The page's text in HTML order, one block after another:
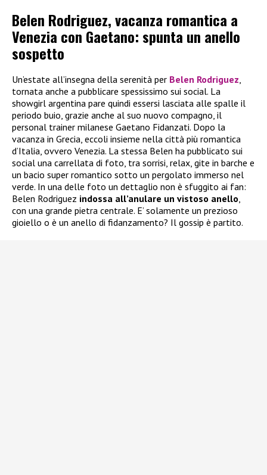
Belen Rodriguez, vacanza romantica a
Venezia con Gaetano: spunta un anello
sospetto
Un’estate all’insegna della serenità per Belen Rodriguez,
tornata anche a pubblicare spessissimo sui social. La
showgirl argentina pare quindi essersi lasciata alle spalle il
periodo buio, grazie anche al suo nuovo compagno, il
personal trainer milanese Gaetano Fidanzati. Dopo la
vacanza in Grecia, eccoli insieme nella città più romantica
d’Italia, ovvero Venezia. La stessa Belen ha pubblicato sui
social una carrellata di foto, tra sorrisi, relax, gite in barche e
un bacio super romantico sotto un pergolato immerso nel
verde. In una delle foto un dettaglio non è sfuggito ai fan:
Belen Rodriguez indossa all’anulare un vistoso anello,
con una grande pietra centrale. E’ solamente un prezioso
gioiello o è un anello di fidanzamento? Il gossip è partito.